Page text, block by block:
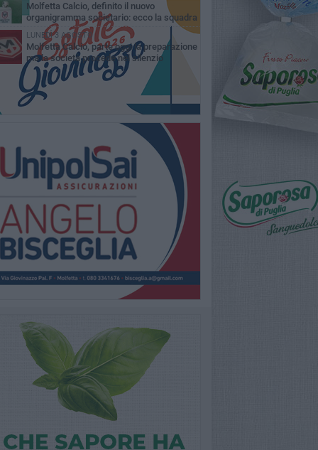
Molfetta Calcio, definito il nuovo
organigramma societario: ecco la squadra
LUNEDÌ 3 AGOSTO
Molfetta Calcio, parte oggi la preparazione
ma la società procede nel silenzio